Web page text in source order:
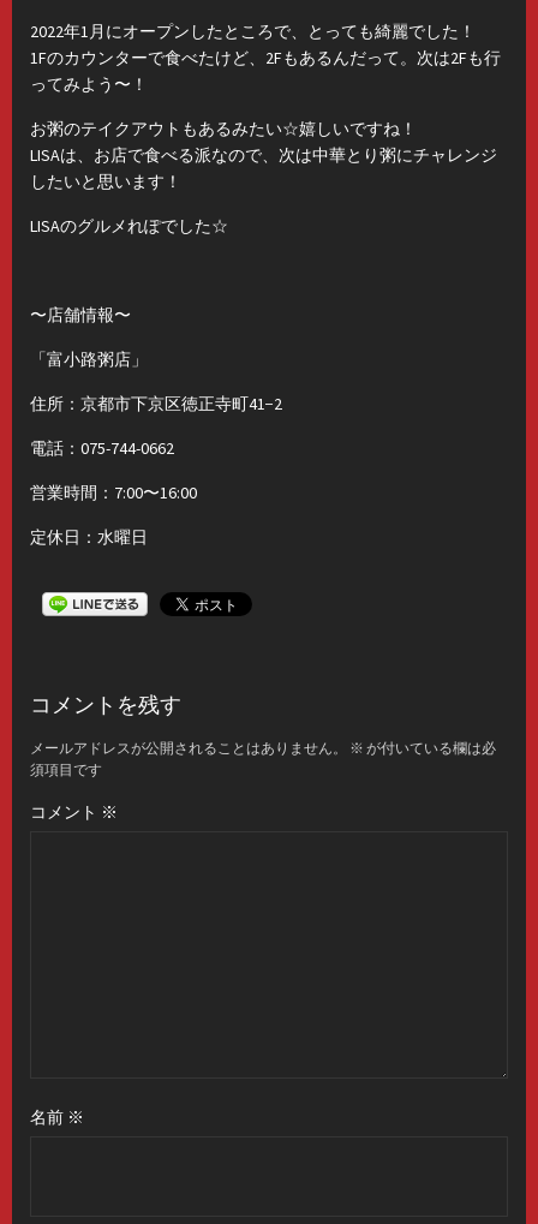
2022年1月にオープンしたところで、とっても綺麗でした！
1Fのカウンターで食べたけど、2Fもあるんだって。次は2Fも行
ってみよう〜！
お粥のテイクアウトもあるみたい☆嬉しいですね！
LISAは、お店で食べる派なので、次は中華とり粥にチャレンジ
したいと思います！
LISAのグルメれぽでした☆
〜店舗情報〜
「富小路粥店」
住所：京都市下京区徳正寺町41−2
電話：075-744-0662
営業時間：7:00〜16:00
定休日：水曜日
コメントを残す
メールアドレスが公開されることはありません。 ※ が付いている欄は必
須項目です
コメント ※
名前 ※